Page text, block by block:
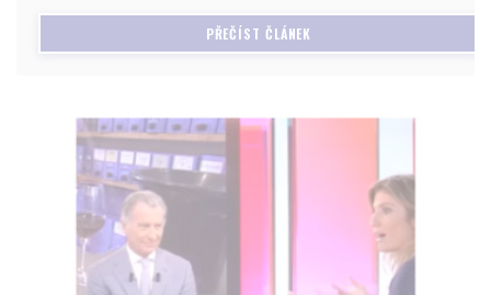
PŘEČÍST ČLÁNEK